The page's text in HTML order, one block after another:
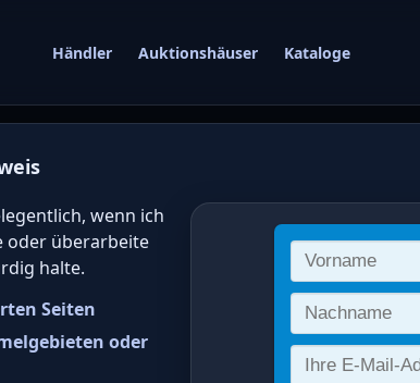
Händler Auktionshäuser Kataloge
wenn ich
oder überarbeite
halte.
Seiten
oder
von